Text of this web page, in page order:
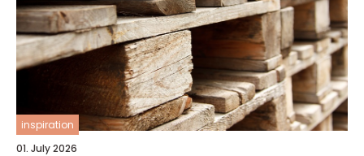
inspiration
01. July 2026